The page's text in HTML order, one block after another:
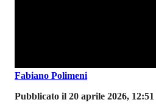
Fabiano Polimeni
Pubblicato il 20 aprile 2026, 12:51